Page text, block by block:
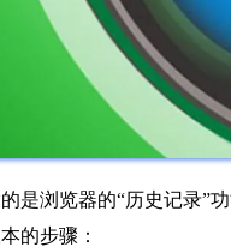
是浏览器的“历史记录”
的步骤：